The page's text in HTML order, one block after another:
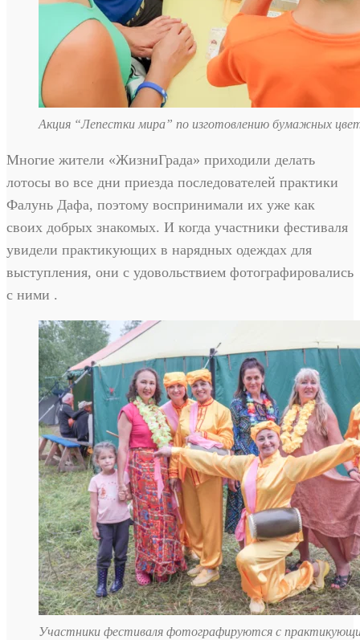
Акция “Лепестки мира” по изготовлению бумажных
Многие жители «ЖизниГрада» приходили делать
лотосы во все дни приезда последователей практики
Фалунь Дафа, поэтому воспринимали их уже как
своих добрых знакомых. И когда участники фестиваля
увидели практикующих в нарядных одеждах для
выступления, они с удовольствием фотографировались
с ними .
Участники фестиваля фотографируются с